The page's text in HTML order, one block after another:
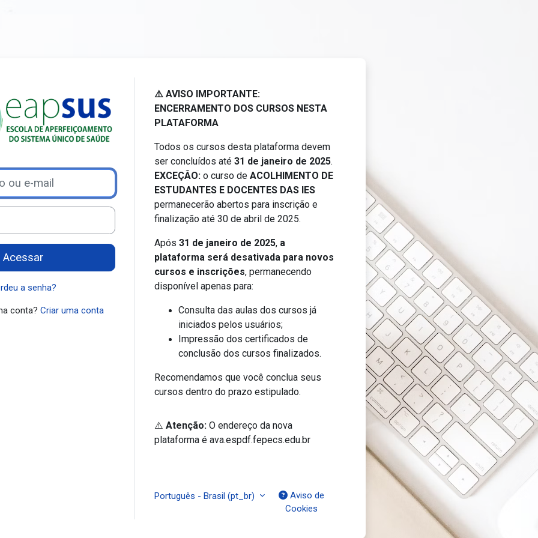
Acesso a Ensino a distância EAPSUS
nova conta
Acessar
a senha?
conta? Criar uma conta
⚠️ AVISO IMPORTANTE:
ENCERRAMENTO DOS CURSOS NESTA
PLATAFORMA
Todos os cursos desta plataforma devem
ser concluídos até 31 de janeiro de 2025.
EXCEÇÂO: o curso de ACOLHIMENTO DE
ESTUDANTES E DOCENTES DAS IES
permanecerão abertos para inscrição e
finalização até 30 de abril de 2025.
Após 31 de janeiro de 2025, a
plataforma será desativada para novos
cursos e inscrições, permanecendo
disponível apenas para:
Consulta das aulas dos cursos já
iniciados pelos usuários;
Impressão dos certificados de
conclusão dos cursos finalizados.
Recomendamos que você conclua seus
cursos dentro do prazo estipulado.
⚠️ Atenção:O endereço da nova
plataforma é ava.espdf.fepecs.edu.br
Português - Brasil ‎(pt_br)‎
Aviso de
Cookies